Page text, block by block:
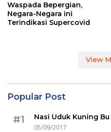
Waspada Bepergian,
Negara-Negara ini
Terindikasi Supercovid
View
Popular Post
#1
Nasi Uduk Kuning
05/09/2017